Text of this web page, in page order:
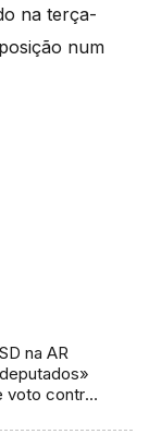
na terça-
num
na AR
voto contra